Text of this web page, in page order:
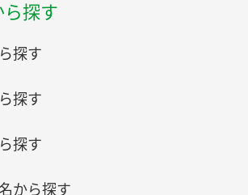
探す
探す
探す
探す
から探す